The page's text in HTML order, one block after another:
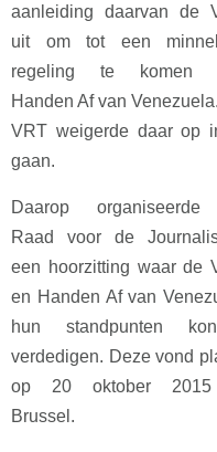
aanleiding daarvan de
uit om tot een
regeling te komen
Handen Af van
VRT weigerde daar op
gaan.
Daarop
Raad voor de
een hoorzitting waar de
en Handen Af van
hun standpunten
verdedigen. Deze vond
op 20 oktober
Brussel.